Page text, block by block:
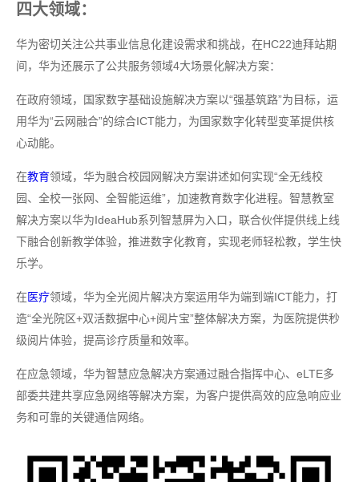
四大领域：
华为密切关注公共事业信息化建设需求和挑战，在HC22迪拜站期
间，华为还展示了公共服务领域4大场景化解决方案：
在政府领域，国家数字基础设施解决方案以“强基筑路”为目标，运
用华为“云网融合”的综合ICT能力，为国家数字化转型变革提供核
心动能。
在教育领域，华为融合校园网解决方案讲述如何实现“全无线校
园、全校一张网、全智能运维”，加速教育数字化进程。智慧教室
解决方案以华为IdeaHub系列智慧屏为入口，联合伙伴提供线上线
下融合创新教学体验，推进数字化教育，实现老师轻松教，学生快
乐学。
在医疗领域，华为全光阅片解决方案运用华为端到端ICT能力，打
造“全光院区+双活数据中心+阅片宝”整体解决方案，为医院提供秒
级阅片体验，提高诊疗质量和效率。
在应急领域，华为智慧应急解决方案通过融合指挥中心、eLTE多
部委共建共享应急网络等解决方案，为客户提供高效的应急响应业
务和可靠的关键通信网络。